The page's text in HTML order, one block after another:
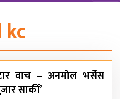
वाच – अनमोल भर्सेस
सार्की’